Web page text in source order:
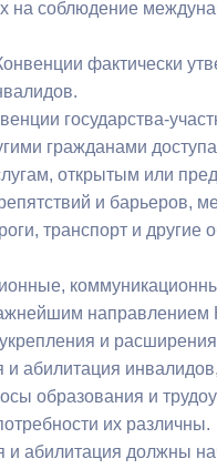
о результатах
контроль
на соблюдение
фактически
государства-
гражданами
открытым или
и барьеров,
транспорт и
направлением
и
и абилитация
образования и
их различны.
и абилитация должны